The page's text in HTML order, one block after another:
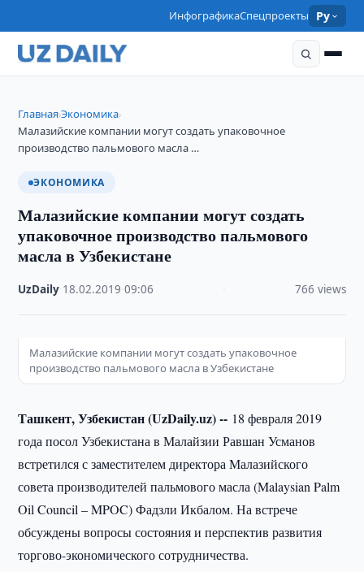
ИнфографикаСпецпроекты Ру
Главная›Экономика›
Малазийские компании могут создать упаковочное
производство пальмового масла …
ЭКОНОМИКА
Малазийские компании могут создать
упаковочное производство пальмового
масла в Узбекистане
UzDaily 18.02.2019 ·09:06 766 views
Малазийские компании могут создать упаковочное
производство пальмового масла в Узбекистане
Ташкент, Узбекистан (UzDaily.uz) -- 18 февраля 2019
года посол Узбекистана в Малайзии Равшан Усманов
встретился с заместителем директора Малазийского
совета производителей пальмового масла (Malaysian Palm
Oil Council – MPOC) Фадзли Икбалом. На встрече
обсуждены вопросы состояния и перспектив развития
торгово-экономического сотрудничества.